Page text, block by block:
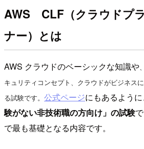
AWS CLF（クラウドプ
ナー）とは
AWS クラウドのベーシックな知識や
キュリティコンセプト、クラウドがビジネス
る試験です。 公式ページにもあるよう
験がない非技術職の方向け」の試験
で最も基礎となる内容です。